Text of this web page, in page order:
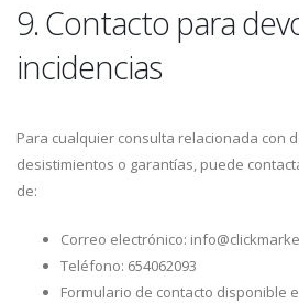
9. Contacto para
incidencias
Para cualquier consulta relacionada con
desistimientos o garantías, puede
de:
Correo electrónico:
Teléfono: 654062093
Formulario de contacto disponible